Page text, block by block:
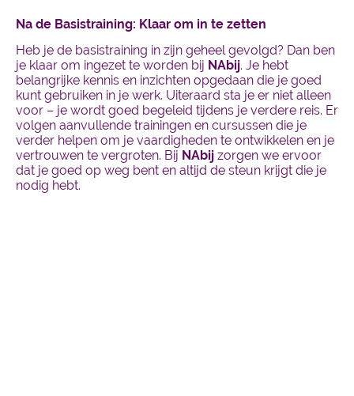
Na de Basistraining: Klaar om in te zetten
Heb je de basistraining in zijn geheel gevolgd? Dan ben
je klaar om ingezet te worden bij NAbij. Je hebt
belangrijke kennis en inzichten opgedaan die je goed
kunt gebruiken in je werk. Uiteraard sta je er niet alleen
voor – je wordt goed begeleid tijdens je verdere reis. Er
volgen aanvullende trainingen en cursussen die je
verder helpen om je vaardigheden te ontwikkelen en je
vertrouwen te vergroten. Bij NAbij zorgen we ervoor
dat je goed op weg bent en altijd de steun krijgt die je
nodig hebt.